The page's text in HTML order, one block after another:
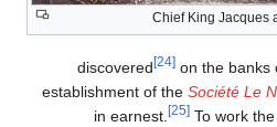
Chief King Jacques
discovered on the
establishment of theSociété Le
in earnest.
[25]To work